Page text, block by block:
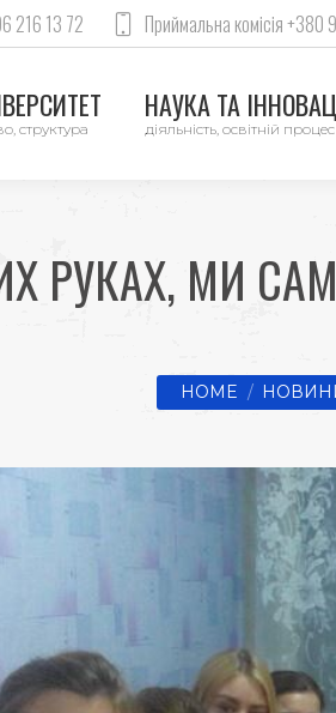
216 13 72 Приймальна комісія
структура
НАУКА ТА
діяльність, освітній процес
РУКАХ, МИ
You are here:
HOME